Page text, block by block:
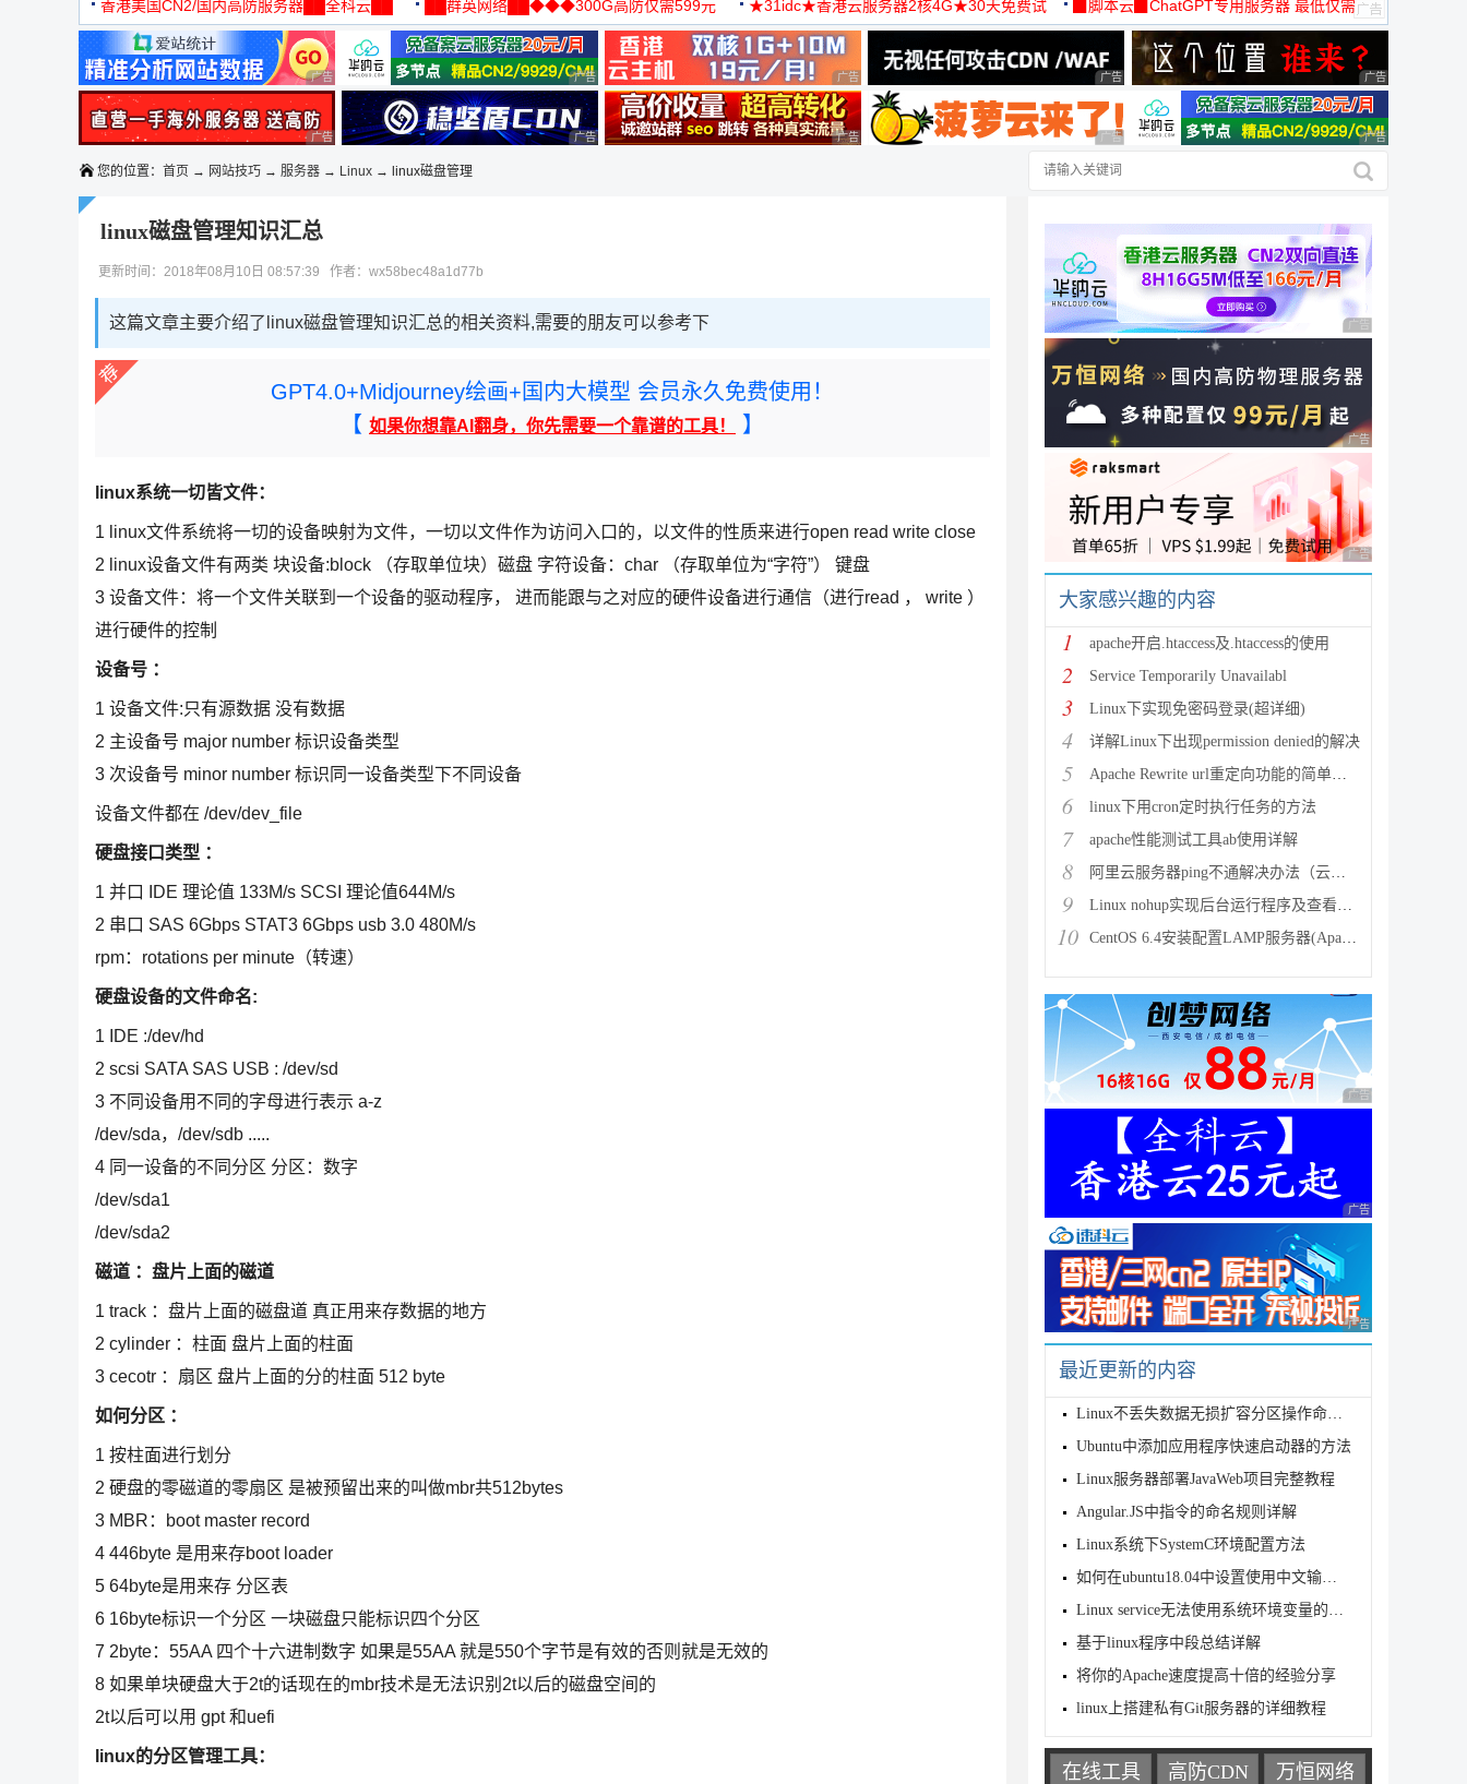
机
香港美国CN2/国内高防服务器██全科云██
██群英网络██◆◆◆300G高防仅需599元
◆◆◆
★31idc★香港云服务器2核4G★30天免费试
用◆
▉脚本云▉ChatGPT专用服务器 最低仅需
19元/月
广告 商业广告，理性选择 广告 商业广告，理性选择 广告 商业广告，理性选择 广告 商业广告，理性选择 广告 商业广告，理
广告 商业广告，理性选择 广告 商业广告，理性选择 广告 商业广告，理性选择 广告 商业广告，理性选择 广告 商业广告，理
您的位置： 首页 → 网站技巧 → 服务器 → Linux → linux磁盘管理
linux磁盘管理知识汇总
更新时间：2018年08月10日 08:57:39 作者：wx58bec48a1d77b
这篇文章主要介绍了linux磁盘管理知识汇总的相关资料,需要的朋友可以参考下
GPT4.0+Midjourney绘画+国内大模型 会员永久免费使用！
【 如果你想靠AI翻身，你先需要一个靠谱的工具！ 】
linux系统一切皆文件：
1 linux文件系统将一切的设备映射为文件，一切以文件作为访问入口的，以文件的性质来进行open read write close
2 linux设备文件有两类 块设备:block （存取单位块）磁盘 字符设备：char （存取单位为“字符”） 键盘
3 设备文件：将一个文件关联到一个设备的驱动程序， 进而能跟与之对应的硬件设备进行通信（进行read ， write ）
进行硬件的控制
设备号 ：
1 设备文件:只有源数据 没有数据
2 主设备号 major number 标识设备类型
3 次设备号 minor number 标识同一设备类型下不同设备
设备文件都在 /dev/dev_file
硬盘接口类型 ：
1 并口 IDE 理论值 133M/s SCSI 理论值644M/s
2 串口 SAS 6Gbps STAT3 6Gbps usb 3.0 480M/s
rpm：rotations per minute（转速）
硬盘设备的文件命名:
1 IDE :/dev/hd
2 scsi SATA SAS USB : /dev/sd
3 不同设备用不同的字母进行表示 a-z
/dev/sda，/dev/sdb .....
4 同一设备的不同分区 分区：数字
/dev/sda1
/dev/sda2
磁道 ：盘片上面的磁道
1 track ：盘片上面的磁盘道 真正用来存数据的地方
2 cylinder ：柱面 盘片上面的柱面
3 cecotr ：扇区 盘片上面的分的柱面 512 byte
如何分区 ：
1 按柱面进行划分
2 硬盘的零磁道的零扇区 是被预留出来的叫做mbr共512bytes
3 MBR：boot master record
4 446byte 是用来存boot loader
5 64byte是用来存 分区表
6 16byte标识一个分区 一块磁盘只能标识四个分区
7 2byte：55AA 四个十六进制数字 如果是55AA 就是550个字节是有效的否则就是无效的
8 如果单块硬盘大于2t的话现在的mbr技术是无法识别2t以后的磁盘空间的
2t以后可以用 gpt 和uefi
linux的分区管理工具：
广告 商业广告，理性
广告 商业广告，理性
广告 商业广告，理性
大家感兴趣的内容
1 apache开启.htaccess及.htaccess的使用
2 Service Temporarily Unavailabl
3 Linux下实现免密码登录(超详细)
4 详解Linux下出现permission denied的解决
5 Apache Rewrite url重定向功能的简单配置
6 linux下用cron定时执行任务的方法
7 apache性能测试工具ab使用详解
8 阿里云服务器ping不通解决办法（云服务器搭建完环境访问不了
9 Linux nohup实现后台运行程序及查看（nohup与&
10 CentOS 6.4安装配置LAMP服务器(Apache+P
广告 商业广告，理性
广告 商业广告，理性
广告 商业广告，理性
最近更新的内容
Linux不丢失数据无损扩容分区操作命令实例
Ubuntu中添加应用程序快速启动器的方法
Linux服务器部署JavaWeb项目完整教程
Angular.JS中指令的命名规则详解
Linux系统下SystemC环境配置方法
如何在ubuntu18.04中设置使用中文输入法的使用
Linux service无法使用系统环境变量的问题及解决
基于linux程序中段总结详解
将你的Apache速度提高十倍的经验分享
linux上搭建私有Git服务器的详细教程
在线工具 高防CDN 万恒网络